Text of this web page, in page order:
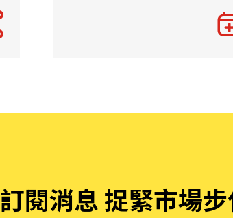
訂閱消息 捉緊市場